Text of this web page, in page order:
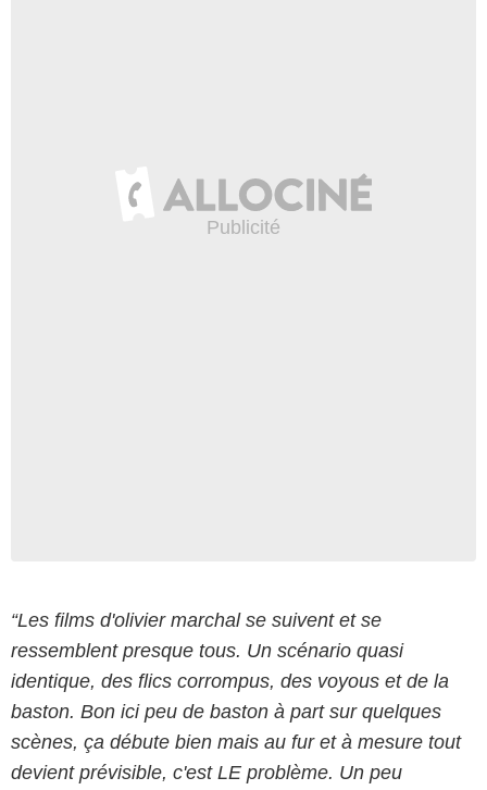
“Les films d'olivier marchal se suivent et se
ressemblent presque tous. Un scénario quasi
identique, des flics corrompus, des voyous et de la
baston. Bon ici peu de baston à part sur quelques
scènes, ça débute bien mais au fur et à mesure tout
devient prévisible, c'est LE problème. Un peu